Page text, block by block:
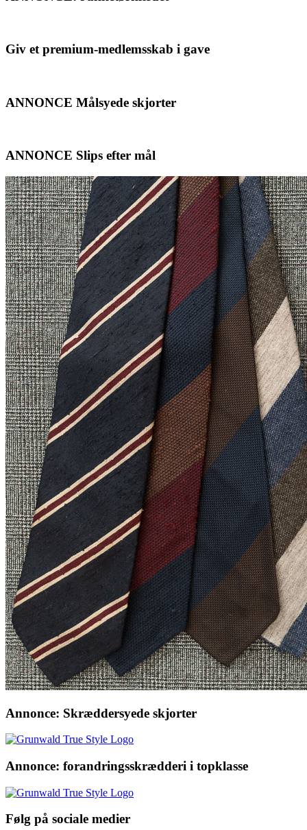
Giv et premium-medlemsskab i gave
ANNONCE Målsyede skjorter
ANNONCE Slips efter mål
Annonce: Skræddersyede skjorter
Annonce: forandringsskrædderi i topklasse
Følg på sociale medier